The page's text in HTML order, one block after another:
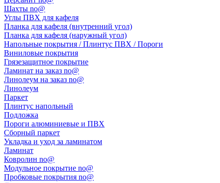
Шахты no@
Углы ПВХ для кафеля
Планка для кафеля (внутренний угол)
Планка для кафеля (наружный угол)
Напольные покрытия / Плинтус ПВХ / Пороги
Виниловые покрытия
Грязезащитное покрытие
Ламинат на заказ no@
Линолеум на заказ no@
Линолеум
Паркет
Плинтус напольный
Подложка
Пороги алюминиевые и ПВХ
Сборный паркет
Укладка и уход за ламинатом
Ламинат
Ковролин no@
Модульное покрытие no@
Пробковые покрытия no@